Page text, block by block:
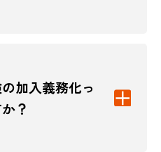
加入義務化っ
？